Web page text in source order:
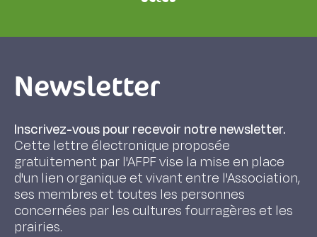
Newsletter
Inscrivez-vous pour recevoir notre newsletter.
Cette lettre électronique proposée
gratuitement par l'AFPF vise la mise en place
d'un lien organique et vivant entre l'Association,
ses membres et toutes les personnes
concernées par les cultures fourragères et les
prairies.